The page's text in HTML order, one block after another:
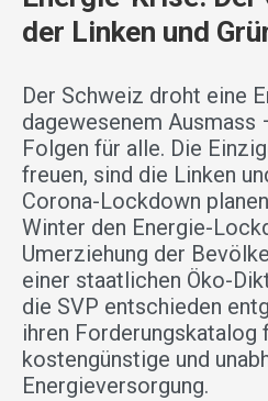
der Linken und
Der Schweiz droht eine
dagewesenem
Folgen für alle. Die
freuen, sind die Linken
Corona-Lockdown
Winter den Energie-
Umerziehung der
einer staatlichen Öko-
die SVP entschieden
ihren Forderungskatalog
kostengünstige und
Energieversorgung.